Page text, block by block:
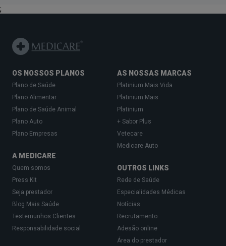
;
OS NOSSOS PLANOS
Plano de Saúde
Plano Alimentar
Plano de Saúde Animal
Plano Auto
Plano Empresas
A MEDICARE
Quem somos
Press Kit
Seja prestador
Blog Mais Saúde
Testemunhos Clientes
Responsabilidade social
AS NOSSAS MARCAS
Platinium Mais Vida
Platinium Mais
Platinium
+ Sabor Plus
Vetecare
Medicare Auto
OUTROS LINKS
Rede de Saúde
Especialidades Médicas
Notícias
Recrutamento
Adesão online
Área do prestador